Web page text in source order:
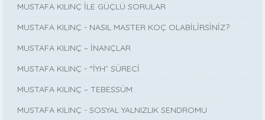
MUSTAFA KILINÇ İLE GÜÇLÜ SORULAR
MUSTAFA KILINÇ - NASIL MASTER KOÇ OLABİLİRSİNİZ?
MUSTAFA KILINÇ – İNANÇLAR
MUSTAFA KILINÇ - “İYH” SÜRECİ
MUSTAFA KILINÇ – TEBESSÜM
MUSTAFA KILINÇ - SOSYAL YALNIZLIK SENDROMU